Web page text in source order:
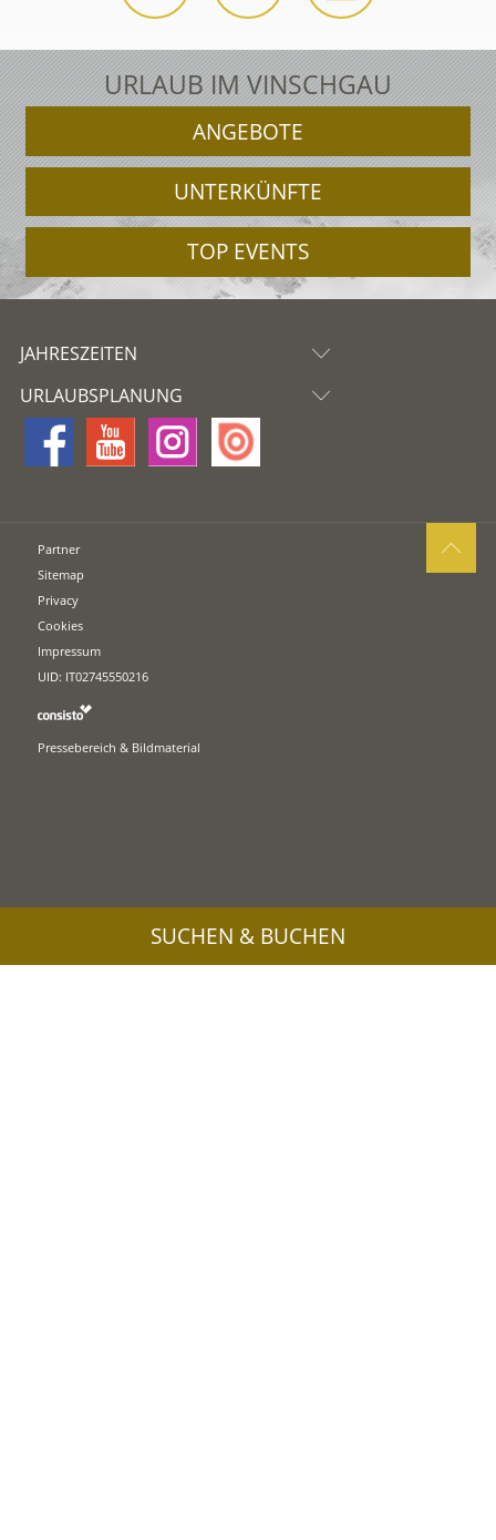
URLAUB IM VINSCHGAU
ANGEBOTE
UNTERKÜNFTE
TOP EVENTS
JAHRESZEITEN
URLAUBSPLANUNG
Partner
Sitemap
Privacy
Cookies
Impressum
UID: IT02745550216
Pressebereich & Bildmaterial
SUCHEN & BUCHEN